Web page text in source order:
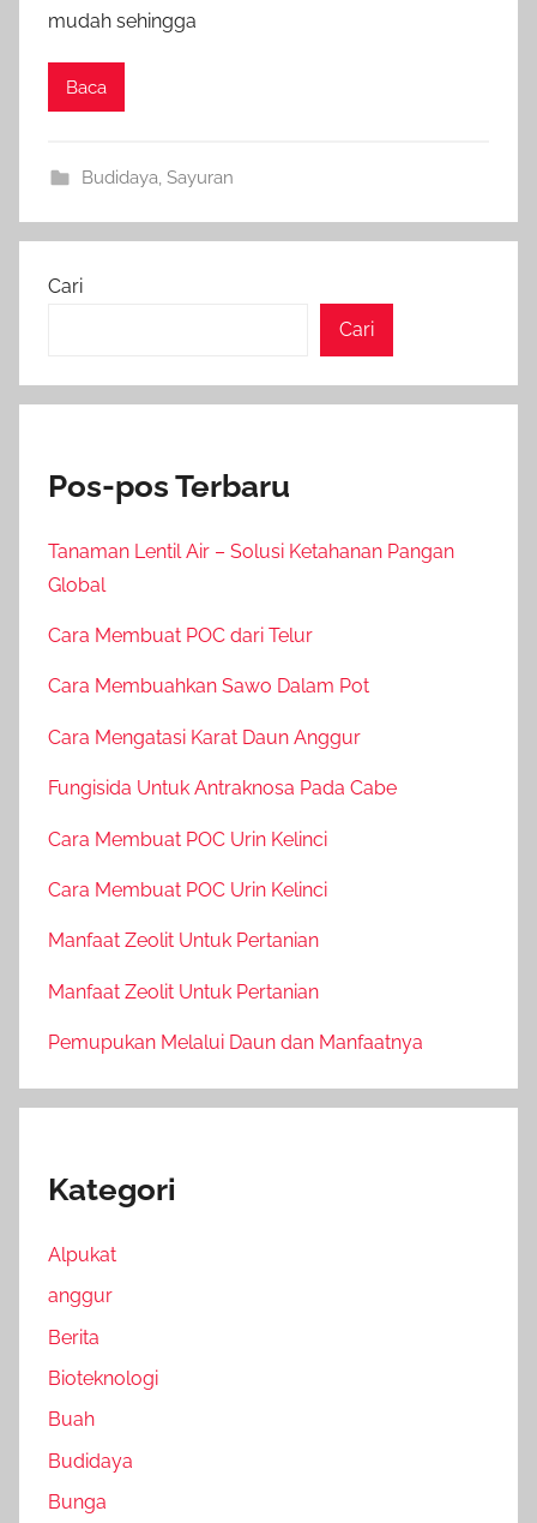
mudah sehingga
Baca
Budidaya, Sayuran
Cari
Cari
Pos-pos Terbaru
Tanaman Lentil Air – Solusi Ketahanan Pangan
Global
Cara Membuat POC dari Telur
Cara Membuahkan Sawo Dalam Pot
Cara Mengatasi Karat Daun Anggur
Fungisida Untuk Antraknosa Pada Cabe
Cara Membuat POC Urin Kelinci
Cara Membuat POC Urin Kelinci
Manfaat Zeolit Untuk Pertanian
Manfaat Zeolit Untuk Pertanian
Pemupukan Melalui Daun dan Manfaatnya
Kategori
Alpukat
anggur
Berita
Bioteknologi
Buah
Budidaya
Bunga